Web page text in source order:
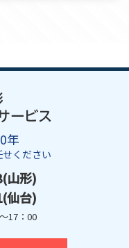
年
ください
山形)
仙台)
17：00